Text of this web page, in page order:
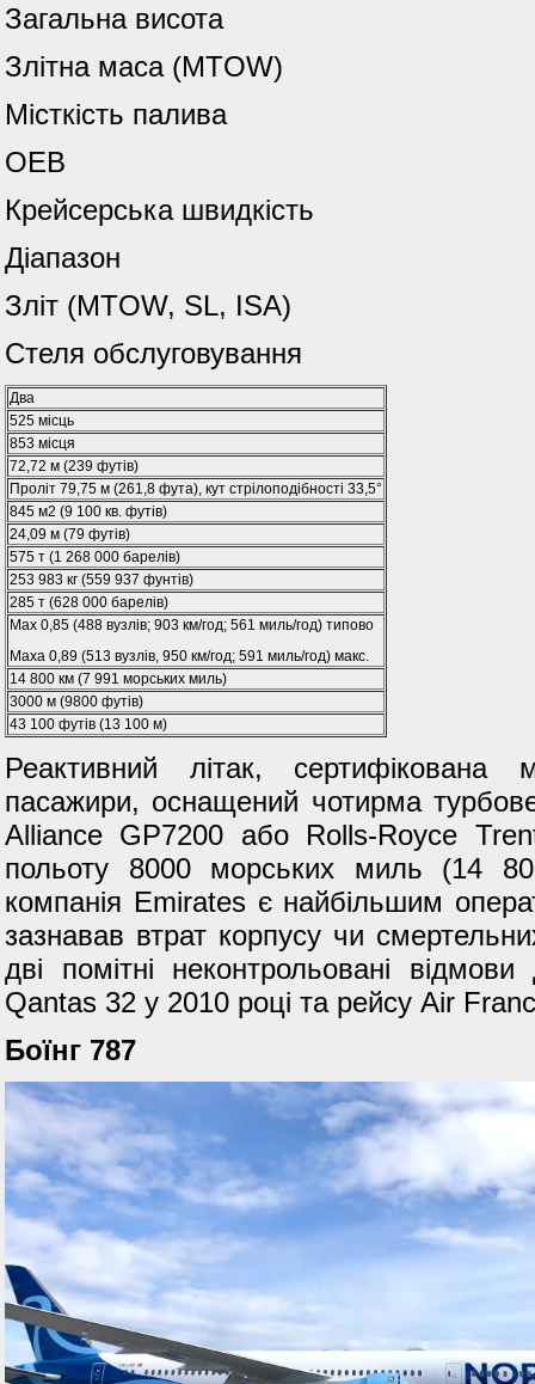
Загальна висота
Злітна маса (MTOW)
Місткість палива
ОЕВ
Крейсерська швидкість
Діапазон
Зліт (MTOW, SL, ISA)
Стеля обслуговування
Два
525 місць
853 місця
72,72 м (239 футів)
Проліт 79,75 м (261,8 фута), кут стрілоподібності 33,5°
845 м2 (9 100 кв. футів)
24,09 м (79 футів)
575 т (1 268 000 барелів)
253 983 кг (559 937 фунтів)
285 т (628 000 барелів)
Мах 0,85 (488 вузлів; 903 км/год; 561 миль/год) типово
Маха 0,89 (513 вузлів, 950 км/год; 591 миль/год) макс.
14 800 км (7 991 морських миль)
3000 м (9800 футів)
43 100 футів (13 100 м)
Реактивний літак, сертифікована
пасажири, оснащений чотирма
Alliance GP7200 або Rolls-Royce
польоту 8000 морських миль (14
компанія Emirates є найбільшим
зазнавав втрат корпусу чи
дві помітні неконтрольовані
Qantas 32 у 2010 році та рейсу Air
Боїнг 787